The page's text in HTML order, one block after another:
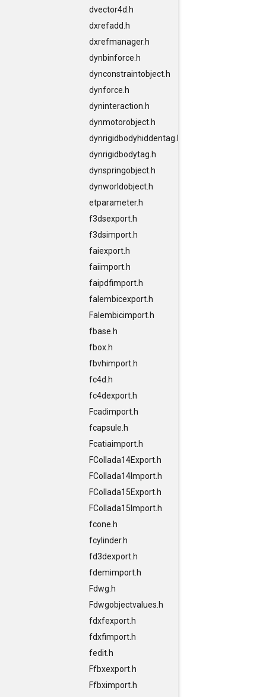
dvector4d.h
dxrefadd.h
dxrefmanager.h
dynbinforce.h
dynconstraintobject.h
dynforce.h
dyninteraction.h
dynmotorobject.h
dynrigidbodyhiddentag.h
dynrigidbodytag.h
dynspringobject.h
dynworldobject.h
etparameter.h
f3dsexport.h
f3dsimport.h
faiexport.h
faiimport.h
faipdfimport.h
falembicexport.h
Falembicimport.h
fbase.h
fbox.h
fbvhimport.h
fc4d.h
fc4dexport.h
Fcadimport.h
fcapsule.h
Fcatiaimport.h
FCollada14Export.h
FCollada14Import.h
FCollada15Export.h
FCollada15Import.h
fcone.h
fcylinder.h
fd3dexport.h
fdemimport.h
Fdwg.h
Fdwgobjectvalues.h
fdxfexport.h
fdxfimport.h
fedit.h
Ffbxexport.h
Ffbximport.h